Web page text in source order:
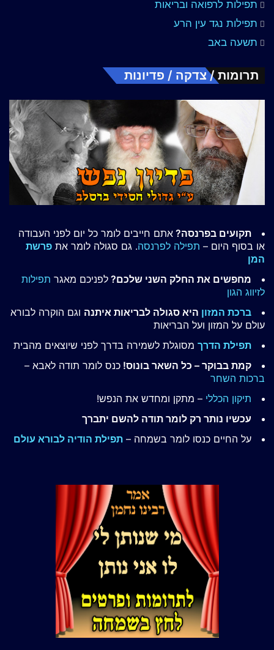
תפילות לרפואה ובריאות
תפילות נגד עין הרע
תשעה באב
תרומות / צדקה / פדיונות
תקועים בפרנסה? אתם חייבים לומר כל יום לפני העבודה
או בסוף היום – תפילה לפרנסה. גם סגולה לומר את פרשת
המן
מחפשים את החלק השני שלכם? לפניכם מאגר תפילות
לזיווג הגון
ברכת המזון היא סגולה לבריאות איתנה וגם הוקרה לבורא
עולם על המזון ועל הבריאות
תפילת הדרך מסוגלת לשמירה בדרך לפני שיוצאים מהבית
קמת בבוקר – כל השאר בונוס! כנס לומר תודה לאבא –
ברכות השחר
תיקון הכללי – מתקן ומחדש את הנפש!
עכשיו נותר רק לומר תודה להשם יתברך
על החיים כנסו לומר בשמחה – תפילת הודיה לבורא עולם